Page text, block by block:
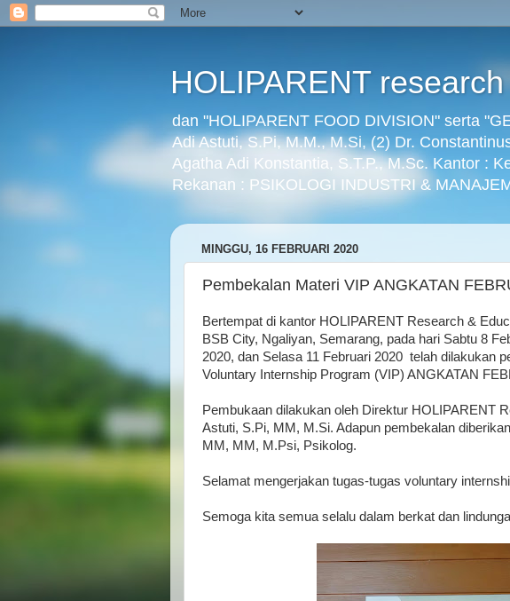
HOLIPARENT
dan "HOLIPARENT FOOD DIVISION" serta
Adi Astuti, S.Pi, M.M., M.Si, (2) Dr.
Agatha Adi Konstantia, S.T.P., M.Sc. Kantor :
Rekanan : PSIKOLOGI INDUSTRI &
MINGGU, 16 FEBRUARI 2020
Pembekalan Materi VIP ANGKATAN
Bertempat di kantor HOLIPARENT Research &
BSB City, Ngaliyan, Semarang, pada hari Sabtu 8
2020, dan Selasa 11 Februari 2020 telah dilakukan
Voluntary Internship Program (VIP) ANGKATAN
Pembukaan dilakukan oleh Direktur HOLIPARENT
Astuti, S.Pi, MM, M.Si. Adapun pembekalan
MM, MM, M.Psi, Psikolog.
Selamat mengerjakan tugas-tugas voluntary
Semoga kita semua selalu dalam berkat dan